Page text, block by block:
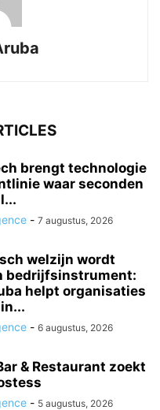
brengt technologie
waar seconden
- 7 augustus, 2026
welzijn wordt
bedrijfsinstrument:
helpt organisaties
- 6 augustus, 2026
& Restaurant zoekt
- 5 augustus, 2026